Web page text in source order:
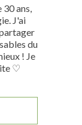
30 ans,
J'ai
du
! Je
♡